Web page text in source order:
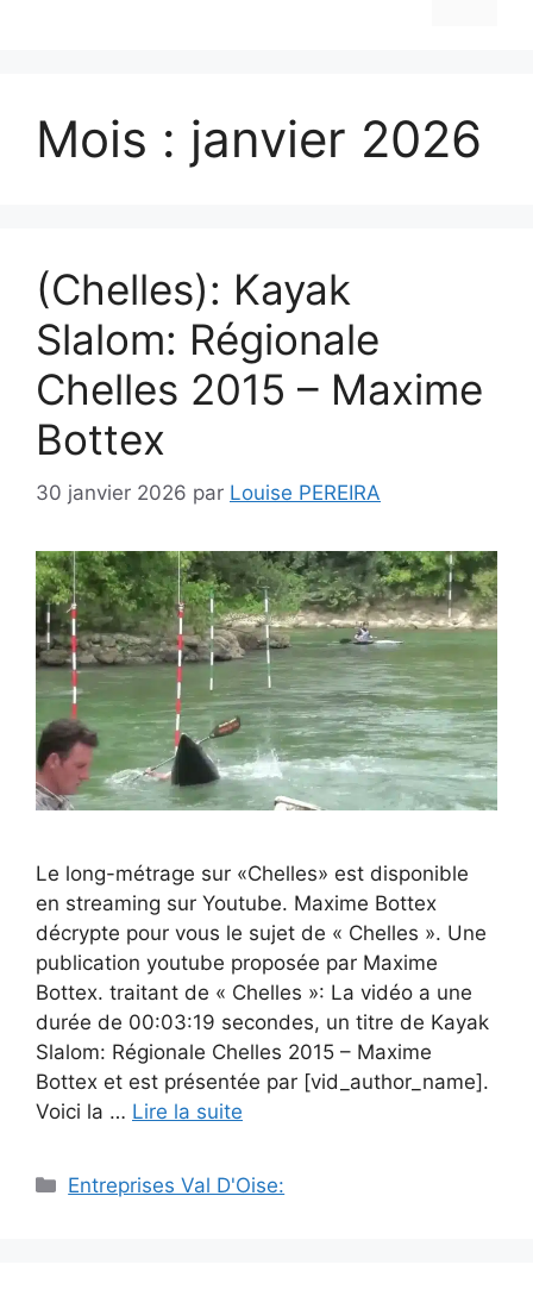
Mois : janvier 2026
(Chelles): Kayak
Slalom: Régionale
Chelles 2015 – Maxime
Bottex
30 janvier 2026 par Louise PEREIRA
Le long-métrage sur «Chelles» est disponible
en streaming sur Youtube. Maxime Bottex
décrypte pour vous le sujet de « Chelles ». Une
publication youtube proposée par Maxime
Bottex. traitant de « Chelles »: La vidéo a une
durée de 00:03:19 secondes, un titre de Kayak
Slalom: Régionale Chelles 2015 – Maxime
Bottex et est présentée par [vid_author_name].
Voici la … Lire la suite
Catégories
Entreprises Val D'Oise: